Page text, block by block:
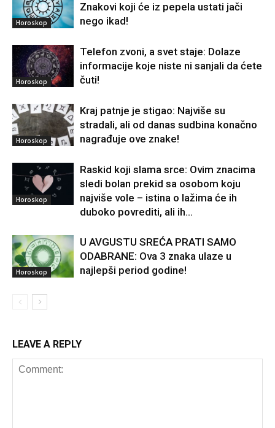
Horoskop
Znakovi koji će iz pepela ustati jači
nego ikad!
Horoskop
Telefon zvoni, a svet staje: Dolaze
informacije koje niste ni sanjali da ćete
čuti!
Horoskop
Kraj patnje je stigao: Najviše su
stradali, ali od danas sudbina konačno
nagrađuje ove znake!
Horoskop
Raskid koji slama srce: Ovim znacima
sledi bolan prekid sa osobom koju
najviše vole – istina o lažima će ih
duboko povrediti, ali ih...
Horoskop
U AVGUSTU SREĆA PRATI SAMO
ODABRANE: Ova 3 znaka ulaze u
najlepši period godine!
LEAVE A REPLY